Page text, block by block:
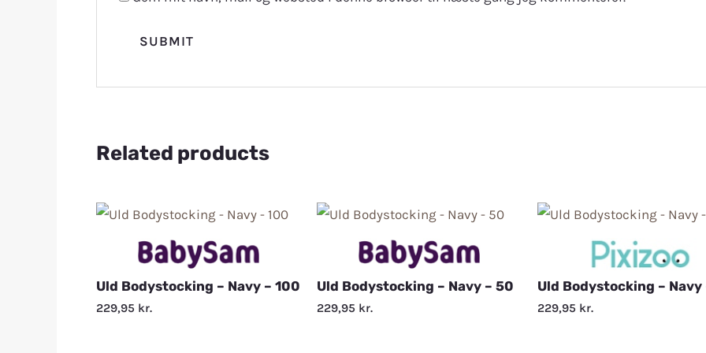
Related products
Uld Bodystocking – Navy – 100
229,95 kr.
Uld Bodystocking – Navy – 50
229,95 kr.
Uld Bodystocking – Navy
229,95 kr.